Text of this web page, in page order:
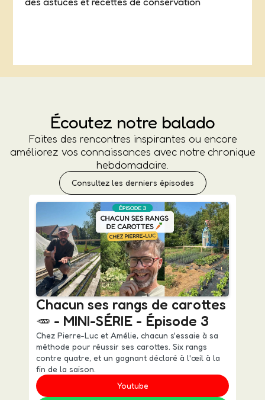
Écoutez notre balado
Faites des rencontres inspirantes ou encore
améliorez vos connaissances avec notre chronique
hebdomadaire.
Consultez les derniers épisodes
Chacun ses rangs de carottes
🥕 - MINI-SÉRIE - Épisode 3
Chez Pierre-Luc et Amélie, chacun s'essaie à sa
méthode pour réussir ses carottes. Six rangs
contre quatre, et un gagnant déclaré à l'œil à la
fin de la saison.
Youtube